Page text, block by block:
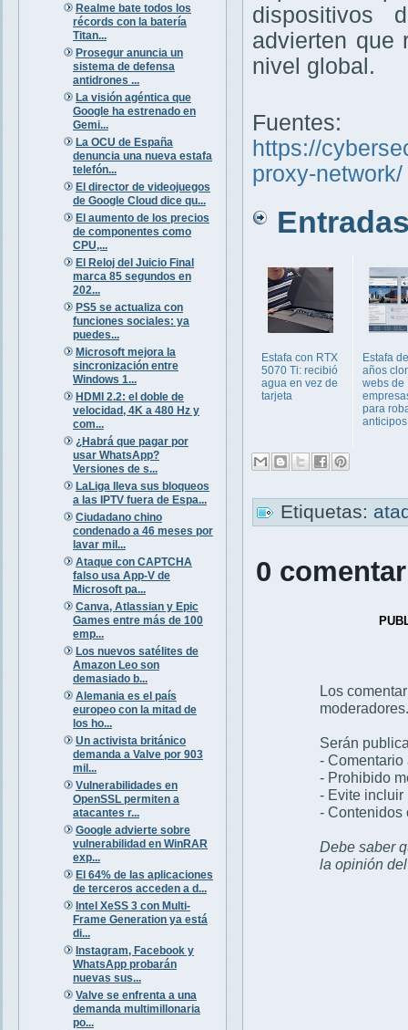
Realme bate todos los
récords con la batería
Titan...
Prosegur anuncia un
sistema de defensa
antidrones ...
La visión agéntica que
Google ha estrenado en
Gemi...
La OCU de España
denuncia una nueva estafa
telefón...
El director de videojuegos
de Google Cloud dice qu...
El aumento de los precios
de componentes como
CPU,...
El Reloj del Juicio Final
marca 85 segundos en
202...
PS5 se actualiza con
funciones sociales: ya
puedes...
Microsoft mejora la
sincronización entre
Windows 1...
HDMI 2.2: el doble de
velocidad, 4K a 480 Hz y
com...
¿Habrá que pagar por
usar WhatsApp?
Versiones de s...
LaLiga lleva sus bloqueos
a las IPTV fuera de Espa...
Ciudadano chino
condenado a 46 meses por
lavar mil...
Ataque con CAPTCHA
falso usa App-V de
Microsoft pa...
Canva, Atlassian y Epic
Games entre más de 100
emp...
Los nuevos satélites de
Amazon Leo son
demasiado b...
Alemania es el país
europeo con la mitad de
los ho...
Un activista británico
demanda a Valve por 903
mil...
Vulnerabilidades en
OpenSSL permiten a
atacantes r...
Google advierte sobre
vulnerabilidad en WinRAR
exp...
El 64% de las aplicaciones
de terceros acceden a d...
Intel XeSS 3 con Multi-
Frame Generation ya está
di...
Instagram, Facebook y
WhatsApp probarán
nuevas sus...
Valve se enfrenta a una
demanda multimillonaria
po...
dispositivos
advierten que
nivel global.
Fuentes:
https://
proxy-network/
Entradas
Estafa con RTX
5070 Ti: recibió
agua en vez de
tarjeta
Estafa
años
webs de
para
anticipos
Etiquetas:
0
Los
moderadores.
Serán
- Comentario
- Prohibido
- Evite incluir
- Contenidos
Debe saber
la opinión